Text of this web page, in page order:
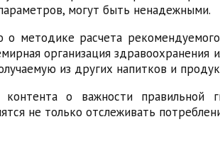
могут быть ненадежными.
методике расчета
организация
из других напитков и
о важности правильной
не только отслеживать